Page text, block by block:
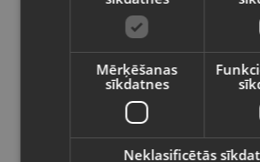
Doogee S41 Plus
Valsts
Latviešu / Latvian
Mērķēšanas
sīkdatnes
Neklasificētās